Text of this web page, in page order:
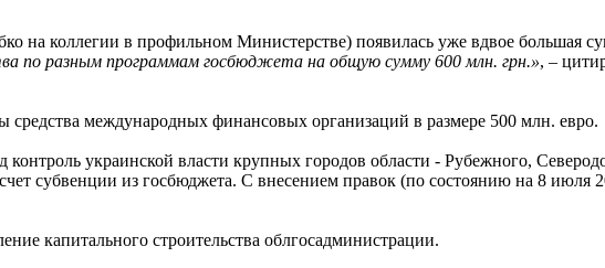
на коллегии в профильном Министерстве) появилась уже вдвое большая
по разным программам госбюджета на общую сумму 600 млн. грн.», –
средства международных финансовых организаций в размере 500 млн. евро.
украинской власти крупных городов области - Рубежного,
субвенции из госбюджета. С внесением правок (по состоянию на 8 июля
капитального строительства облгосадминистрации.